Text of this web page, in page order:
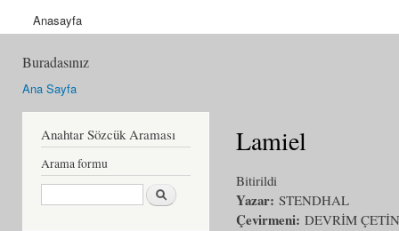
Anasayfa
Buradasınız
Ana Sayfa
Anahtar Sözcük Araması
Arama formu
Ara
Lamiel
Bitirildi
Yazar: STENDHAL
Çevirmeni: DEVRİM